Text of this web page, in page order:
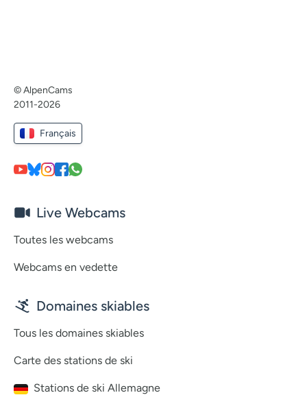
© AlpenCams
2011-2026
Français
Live Webcams
Toutes les webcams
Webcams en vedette
Domaines skiables
Tous les domaines skiables
Carte des stations de ski
Stations de ski Allemagne